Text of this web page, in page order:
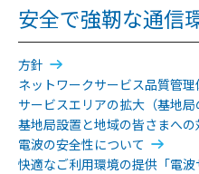
安全で強靭な通信
方針
ネットワークサービス品質管理
サービスエリアの拡大（基地局
基地局設置と地域の皆さまへの
電波の安全性について
快適なご利用環境の提供「電波